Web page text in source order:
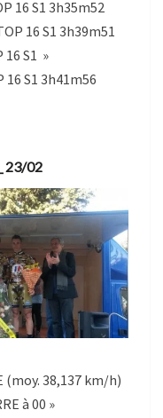
16 S1 3h35m52
16 S1 3h39m51
16 S1 »
16 S1 3h41m56
23/02
(moy. 38,137 km/h)
à 00 »